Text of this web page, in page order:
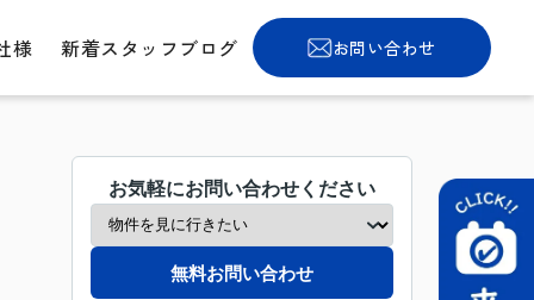
様 新着スタッフブログ お問い合わせ
お気軽にお問い合わせください
無料お問い合わせ